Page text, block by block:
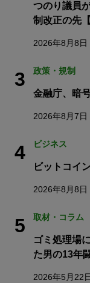
つのり議員
制改正の先
2026年8月8日
3 政策・規制
金融庁、暗
2026年8月7日
4 ビジネス
ビットコイ
2026年8月8日
5 取材・コラム
ゴミ処理場
た男の13年
2026年5月22